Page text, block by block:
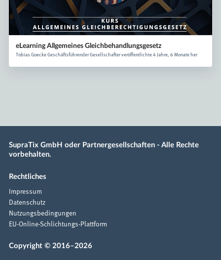
eLearning Allgemeines Gleichbehandlungsgesetz
Tobias Goecke Geschäftsführender Gesellschafter veröffentlichte 4 Jahre, 6 Monate her
SupraTix GmbH oder Partnergesellschaften - Alle Rechte
vorbehalten.
Rechtliches
Impressum
Datenschutz
Nutzungsbedingungen
EU-Online-Schlichtungs-Plattform
Copyright © 2016–2026